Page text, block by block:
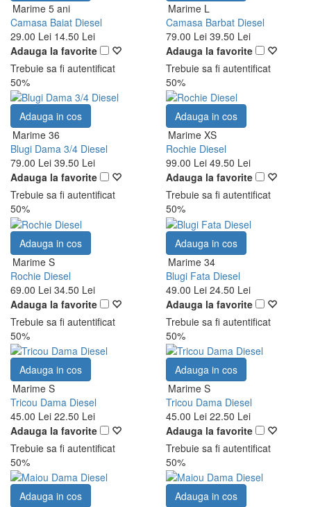
Marime 5 ani
Camasa Baiat Diesel
29.00 Lei 14.50 Lei
Marime L
Camasa Barbat Diesel
79.00 Lei 39.50 Lei
Adauga la favorite
Trebuie sa fi autentificat
50%
Adauga in cos
Marime 36
Blugi Dama 3/4 Diesel
79.00 Lei 39.50 Lei
Adauga la favorite
Trebuie sa fi autentificat
50%
Adauga in cos
Marime XS
Rochie Diesel
99.00 Lei 49.50 Lei
Adauga la favorite
Trebuie sa fi autentificat
50%
Adauga in cos
Marime S
Rochie Diesel
69.00 Lei 34.50 Lei
Adauga la favorite
Trebuie sa fi autentificat
50%
Adauga in cos
Marime 34
Blugi Fata Diesel
49.00 Lei 24.50 Lei
Adauga la favorite
Trebuie sa fi autentificat
50%
Adauga in cos
Marime S
Tricou Dama Diesel
45.00 Lei 22.50 Lei
Adauga la favorite
Trebuie sa fi autentificat
50%
Adauga in cos
Marime S
Tricou Dama Diesel
45.00 Lei 22.50 Lei
Adauga la favorite
Trebuie sa fi autentificat
50%
Adauga in cos
Adauga la favorite
Trebuie sa fi autentificat
50%
Adauga in cos